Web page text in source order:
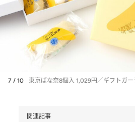
7 / 10 東京ばな奈8個入 1,029円／ギフトガ
関連記事